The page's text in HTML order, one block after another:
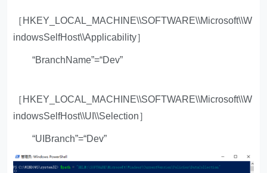
［HKEY_LOCAL_MACHINE\\SOFTWARE\\Microsoft\\W
indowsSelfHost\\Applicability］
“BranchName”=“Dev”
［HKEY_LOCAL_MACHINE\\SOFTWARE\\Microsoft\\W
indowsSelfHost\\UI\\Selection］
“UIBranch”=“Dev”